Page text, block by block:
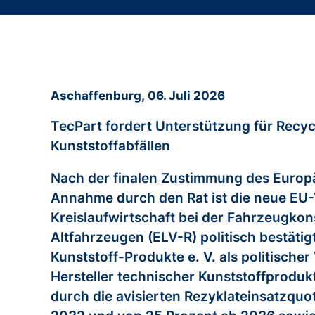
Aschaffenburg, 06. Juli 2026
TecPart fordert Unterstützung für
Kunststoffabfällen
Nach der finalen Zustimmung des
Annahme durch den Rat ist die neue
Kreislaufwirtschaft bei der
Altfahrzeugen (ELV-R) politisch
Kunststoff-Produkte e. V. als
Hersteller technischer
durch die avisierten